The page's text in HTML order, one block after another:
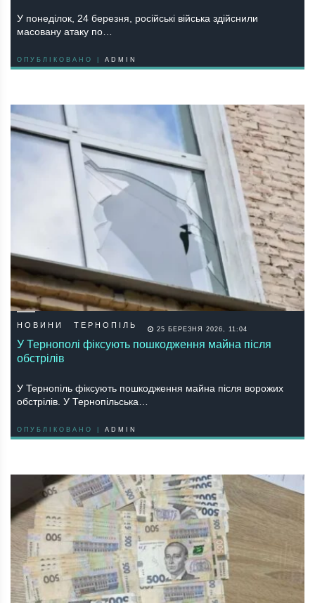
У понеділок, 24 березня, російські війська здійснили
масовану атаку по…
ОПУБЛІКОВАНО | ADMIN
НОВИНИ ТЕРНОПІЛЬ 25 БЕРЕЗНЯ 2026, 11:04
У Тернополі фіксують пошкодження майна після
обстрілів
У Тернопіль фіксують пошкодження майна після ворожих
обстрілів. У Тернопільська…
ОПУБЛІКОВАНО | ADMIN